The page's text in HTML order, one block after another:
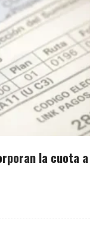
la cuota a